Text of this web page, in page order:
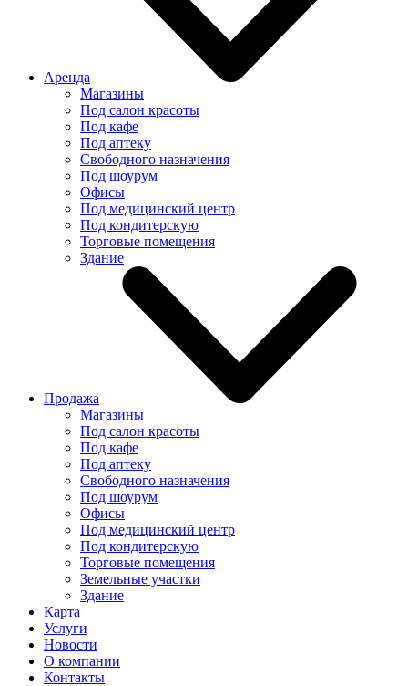
Аренда
Магазины
Под салон красоты
Под кафе
Под аптеку
Свободного назначения
Под шоурум
Офисы
Под медицинский центр
Под кондитерскую
Торговые помещения
Здание
Продажа
Магазины
Под салон красоты
Под кафе
Под аптеку
Свободного назначения
Под шоурум
Офисы
Под медицинский центр
Под кондитерскую
Торговые помещения
Земельные участки
Здание
Карта
Услуги
Новости
О компании
Контакты